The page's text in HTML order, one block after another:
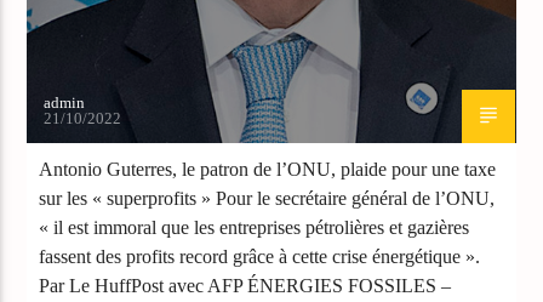
admin
21/10/2022
Antonio Guterres, le patron de l’ONU, plaide pour une taxe
sur les « superprofits » Pour le secrétaire général de l’ONU,
« il est immoral que les entreprises pétrolières et gazières
fassent des profits record grâce à cette crise énergétique ».
Par Le HuffPost avec AFP ÉNERGIES FOSSILES –